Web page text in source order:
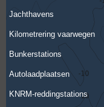
Jachthavens
Kilometrering vaarwegen
Bunkerstations
Autolaadplaatsen
KNRM-reddingstations